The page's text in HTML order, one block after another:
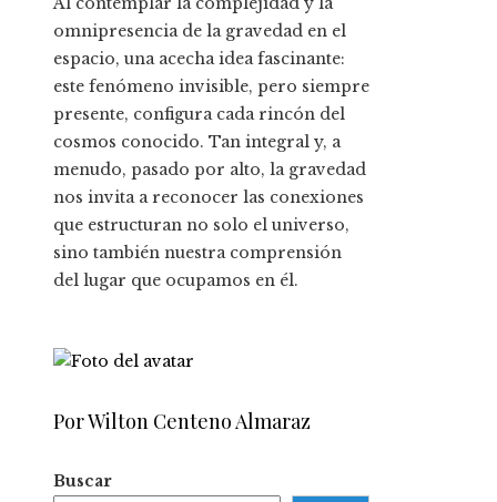
omnipresencia de la gravedad en el
espacio, una acecha idea fascinante:
este fenómeno invisible, pero siempre
presente, configura cada rincón del
cosmos conocido. Tan integral y, a
menudo, pasado por alto, la gravedad
nos invita a reconocer las conexiones
que estructuran no solo el universo,
sino también nuestra comprensión
del lugar que ocupamos en él.
Por Wilton Centeno Almaraz
Buscar